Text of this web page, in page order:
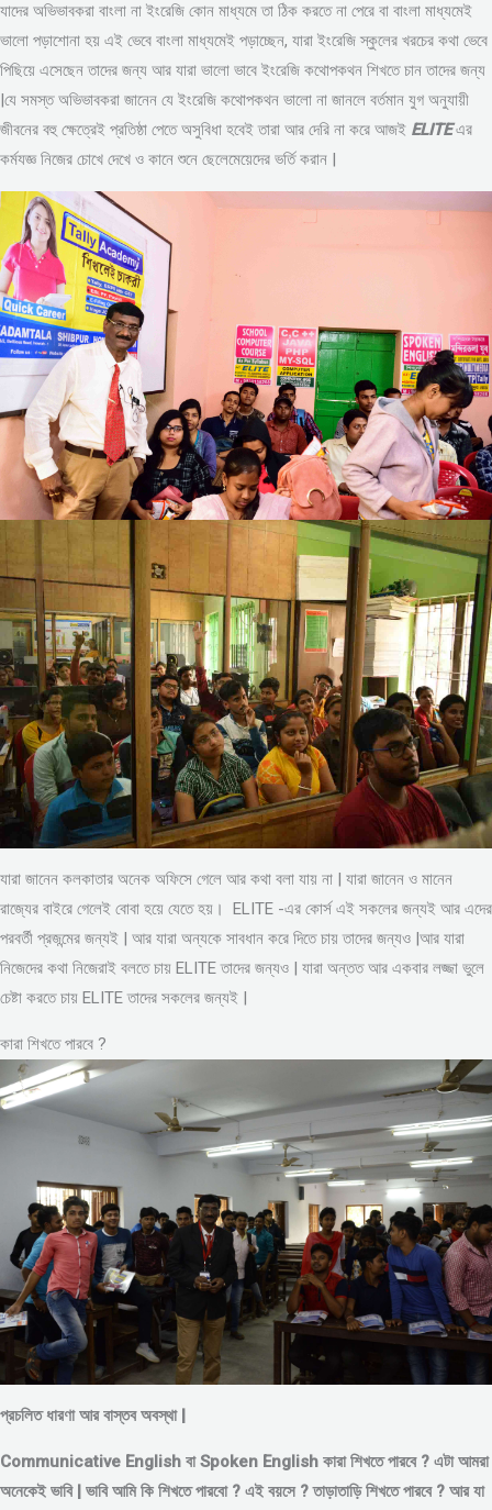
যাদের অভিভাবকরা বাংলা না ইংরেজি কোন মাধ্যমে তা ঠিক করতে না পেরে বা বাংলা মাধ্যমেই
ভালো পড়াশোনা হয় এই ভেবে বাংলা মাধ্যমেই পড়াচ্ছেন, যারা ইংরেজি স্কুলের খরচের কথা ভেবে
পিছিয়ে এসেছেন তাদের জন্য আর যারা ভালো ভাবে ইংরেজি কথোপকথন শিখতে চান তাদের জন্য
|যে সমস্ত অভিভাবকরা জানেন যে ইংরেজি কথোপকথন ভালো না জানলে বর্তমান যুগ অনুযায়ী
জীবনের বহু ক্ষেত্রেই প্রতিষ্ঠা পেতে অসুবিধা হবেই তারা আর দেরি না করে আজই ELITEএর
কর্মযজ্ঞ নিজের চোখে দেখে ও কানে শুনে ছেলেমেয়েদের ভর্তি করান |
যারা জানেন কলকাতার অনেক অফিসে গেলে আর কথা বলা যায় না | যারা জানেন ও মানেন
রাজ্যের বাইরে গেলেই বোবা হয়ে যেতে হয়। ELITE -এর কোর্স এই সকলের জন্যই আর এদের
পরবর্তী প্রজন্মের জন্যই | আর যারা অন্যকে সাবধান করে দিতে চায় তাদের জন্যও |আর যারা
নিজেদের কথা নিজেরাই বলতে চায় ELITE তাদের জন্যও | যারা অন্তত আর একবার লজ্জা ভুলে
চেষ্টা করতে চায় ELITE তাদের সকলের জন্যই |
কারা শিখতে পারবে ?
প্রচলিত ধারণা আর বাস্তব অবস্থা |
Communicative English বা Spoken English কারা শিখতে পারবে ? এটা আমরা
অনেকেই ভাবি | ভাবি আমি কি শিখতে পারবো ? এই বয়সে ?তাড়াতাড়ি শিখতে পারবে ? আর যা